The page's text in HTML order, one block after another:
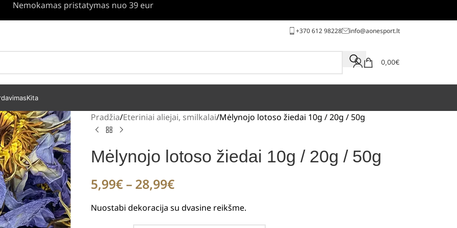
Nemokamas pristatymas nuo 39 eur
+370 612 98228 info@aonesport.lt
0,00€
Kita
Pradžia Eteriniai aliejai, smilkalai Mėlynojo lotoso žiedai 10g / 20g / 50g
Mėlynojo lotoso žiedai 10g / 20g / 50g
5,99€ – 28,99€
Nuostabi dekoracija su dvasine reikšme.